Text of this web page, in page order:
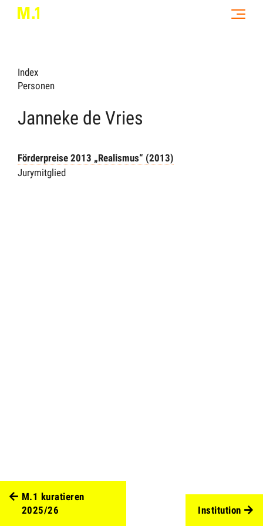
Index
Personen
Janneke de Vries
Förderpreise 2013 „Realismus“ (2013)
Jurymitglied
M.1 kuratieren
2025/26
Institution